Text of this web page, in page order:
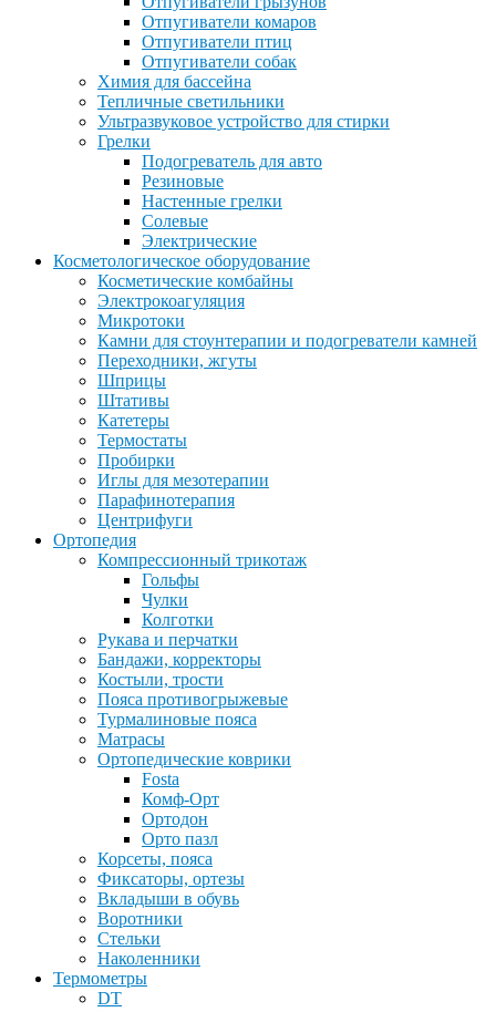
Отпугиватели комаров
Отпугиватели птиц
Отпугиватели собак
Химия для бассейна
Тепличные светильники
Ультразвуковое устройство для стирки
Грелки
Подогреватель для авто
Резиновые
Настенные грелки
Солевые
Электрические
Косметологическое оборудование
Косметические комбайны
Электрокоагуляция
Микротоки
Камни для стоунтерапии и подогреватели камней
Переходники, жгуты
Шприцы
Штативы
Катетеры
Термостаты
Пробирки
Иглы для мезотерапии
Парафинотерапия
Центрифуги
Ортопедия
Компрессионный трикотаж
Гольфы
Чулки
Колготки
Рукава и перчатки
Бандажи, корректоры
Костыли, трости
Пояса противогрыжевые
Турмалиновые пояса
Матрасы
Ортопедические коврики
Fosta
Комф-Орт
Ортодон
Орто пазл
Корсеты, пояса
Фиксаторы, ортезы
Вкладыши в обувь
Воротники
Стельки
Наколенники
Термометры
DT